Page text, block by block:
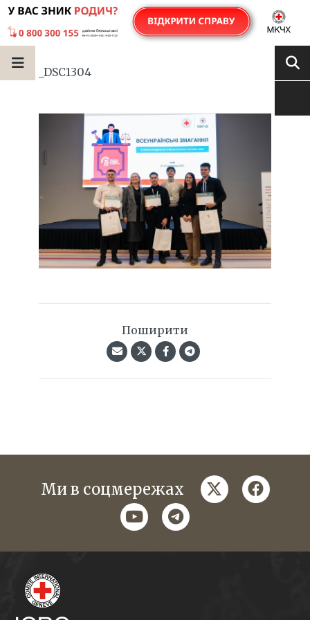
_DSC1304
Поширити
Ми в соцмережах twitter
youtubetelegram